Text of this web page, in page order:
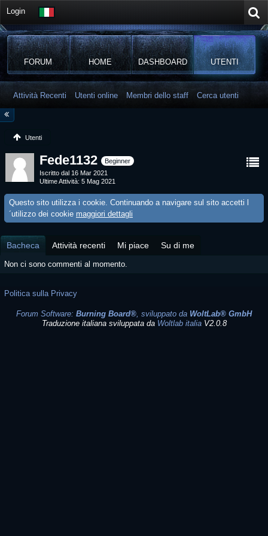
Login
FORUM HOME DASHBOARD UTENTI
Attività Recenti Utenti online Membri dello staff Cerca utenti
Utenti
Fede1132
Beginner
Iscritto dal 16 Mar 2021
Ultime Attività 5 Mag 2021
Questo sito utilizza i cookie. Continuando a navigare sul sito accetti l
´utilizzo dei cookie maggiori dettagli
Bacheca Attività recenti Mi piace Su di me
Non ci sono commenti al momento.
Politica sulla Privacy
Forum Software: Burning Board®, sviluppato da WoltLab® GmbH
Traduzione italiana sviluppata da Woltlab italiaV2.0.8